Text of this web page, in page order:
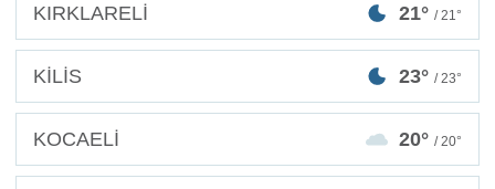
KIRKLARELİ 21° / 21°
KİLİS 23° / 23°
KOCAELİ 20° / 20°